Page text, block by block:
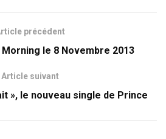
précédent
Morning le 8 Novembre 2013
Article suivant
», le nouveau single de Prince